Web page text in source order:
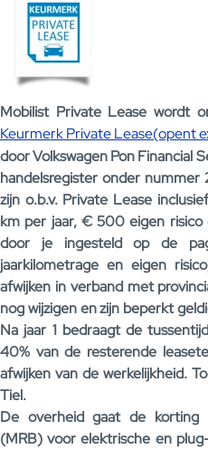
Mobilist Private Lease wordt
Keurmerk Private Lease(opent
door Volkswagen Pon Financial
handelsregister onder
zijn o.b.v. Private Lease
km per jaar, € 500 eigen risico
door je ingesteld op de
jaarkilometrage en eigen
afwijken in verband met
nog wijzigen en zijn beperkt
Na jaar 1 bedraagt de
40% van de resterende
afwijken van de werkelijkheid.
Tiel.
De overheid gaat de korting
(MRB) voor elektrische en